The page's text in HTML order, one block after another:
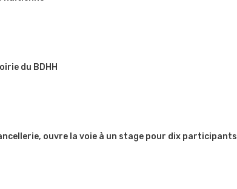
du BDHH
ouvre la voie à un stage pour dix participants